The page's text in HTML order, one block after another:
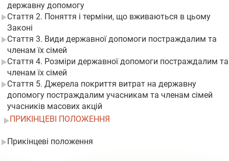
державну допомогу
Стаття 2. Поняття і терміни, що вживаються в цьому
Законі
Стаття 3. Види державної допомоги постраждалим та
членам їх сімей
Стаття 4. Розміри державної допомоги постраждалим та
членам їх сімей
Стаття 5. Джерела покриття витрат на державну
допомогу постраждалим учасникам та членам сімей
учасників масових акцій
ПРИКІНЦЕВІ ПОЛОЖЕННЯ
Прикінцеві положення